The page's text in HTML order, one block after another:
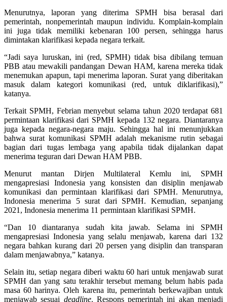
Menurutnya, laporan yang diterima SPMH bisa berasal dari
pemerintah, nonpemerintah maupun individu. Komplain-komplain
ini juga tidak memiliki kebenaran 100 persen, sehingga harus
dimintakan klarifikasi kepada negara terkait.
“Jadi saya luruskan, ini (red, SPMH) tidak bisa dibilang temuan
PBB atau mewakili pandangan Dewan HAM, karena mereka tidak
menemukan apapun, tapi menerima laporan. Surat yang diberitakan
masuk dalam kategori komunikasi (red, untuk diklarifikasi),”
katanya.
Terkait SPMH, Febrian menyebut selama tahun 2020 terdapat 681
permintaan klarifikasi dari SPMH kepada 132 negara. Diantaranya
juga kepada negara-negara maju. Sehingga hal ini menunjukkan
bahwa surat komunikasi SPMH adalah mekanisme rutin sebagai
bagian dari tugas lembaga yang apabila tidak dijalankan dapat
menerima teguran dari Dewan HAM PBB.
Menurut mantan Dirjen Multilateral Kemlu ini, SPMH
mengapresiasi Indonesia yang konsisten dan disiplin menjawab
komunikasi dan permintaan klarifikasi dari SPMH. Menurutnya,
Indonesia menerima 5 surat dari SPMH. Kemudian, sepanjang
2021, Indonesia menerima 11 permintaan klarifikasi SPMH.
“Dan 10 diantaranya sudah kita jawab. Selama ini SPMH
mengapresiasi Indonesia yang selalu menjawab, karena dari 132
negara bahkan kurang dari 20 persen yang disiplin dan transparan
dalam menjawabnya,” katanya.
Selain itu, setiap negara diberi waktu 60 hari untuk menjawab surat
SPMH dan yang satu terakhir tersebut memang belum habis pada
masa 60 harinya. Oleh karena itu, pemerintah berkewajiban untuk
menjawab sesuai deadline. Respons pemerintah ini akan menjadi